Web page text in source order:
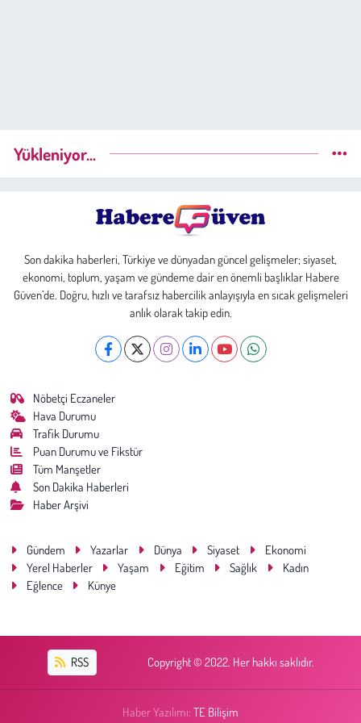
Yükleniyor...
Son dakika haberleri, Türkiye ve dünyadan güncel gelişmeler; siyaset,
ekonomi, toplum, yaşam ve gündeme dair en önemli başlıklar Habere
Güven’de. Doğru, hızlı ve tarafsız habercilik anlayışıyla en sıcak gelişmeleri
anlık olarak takip edin.
Nöbetçi Eczaneler
Hava Durumu
Trafik Durumu
Puan Durumu ve Fikstür
Tüm Manşetler
Son Dakika Haberleri
Haber Arşivi
Gündem Yazarlar Dünya Siyaset
Ekonomi
Yerel Haberler
Yaşam Eğitim Sağlık
Kadın
Eğlence
Künye
RSS Copyright © 2022. Her hakkı saklıdır.
Haber Yazılımı: TE Bilişim